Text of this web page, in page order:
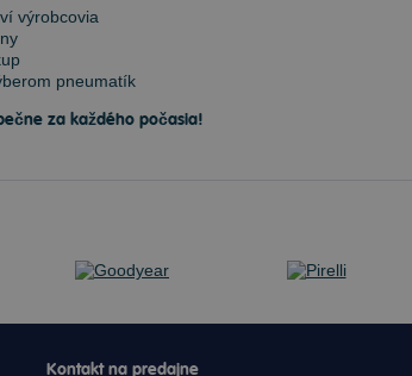
výrobcovia
pneumatík
za každého počasia!
Kontakt na predajne